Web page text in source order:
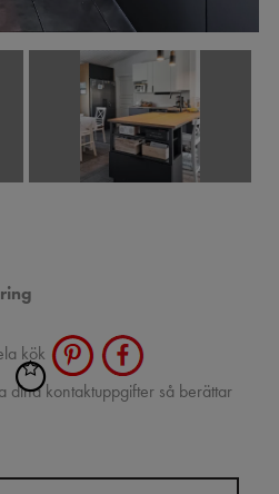
kök
dina kontaktuppgifter så berättar